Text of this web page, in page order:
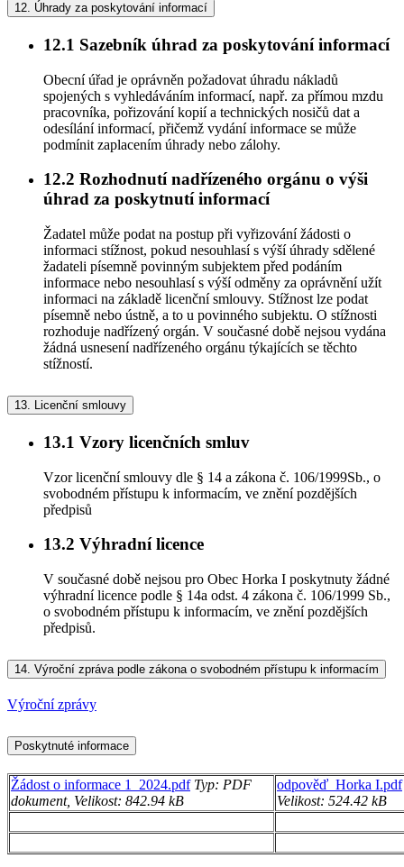
12. Úhrady za poskytování informací
12.1 Sazebník úhrad za poskytování informací
Obecní úřad je oprávněn požadovat úhradu nákladů
spojených s vyhledáváním informací, např. za přímou mzdu
pracovníka, pořizování kopií a technických nosičů dat a
odesílání informací, přičemž vydání informace se může
podmínit zaplacením úhrady nebo zálohy.
12.2 Rozhodnutí nadřízeného orgánu o výši
úhrad za poskytnutí informací
Žadatel může podat na postup při vyřizování žádosti o
informaci stížnost, pokud nesouhlasí s výší úhrady sdělené
žadateli písemně povinným subjektem před podáním
informace nebo nesouhlasí s výší odměny za oprávnění užít
informaci na základě licenční smlouvy. Stížnost lze podat
písemně nebo ústně, a to u povinného subjektu. O stížnosti
rozhoduje nadřízený orgán. V současné době nejsou vydána
žádná usnesení nadřízeného orgánu týkajících se těchto
stížností.
13. Licenční smlouvy
13.1 Vzory licenčních smluv
Vzor licenční smlouvy dle § 14 a zákona č. 106/1999Sb., o
svobodném přístupu k informacím, ve znění pozdějších
předpisů
13.2 Výhradní licence
V současné době nejsou pro Obec Horka I poskytnuty žádné
výhradní licence podle § 14a odst. 4 zákona č. 106/1999 Sb.,
o svobodném přístupu k informacím, ve znění pozdějších
předpisů.
14. Výroční zpráva podle zákona o svobodném přístupu k informacím
Výroční zprávy
Poskytnuté informace
Žádost o informace 1_2024.pdfTyp: PDF
dokument, Velikost: 842.94 kB
odpověď_Horka I.pdf
Velikost: 524.42 kB